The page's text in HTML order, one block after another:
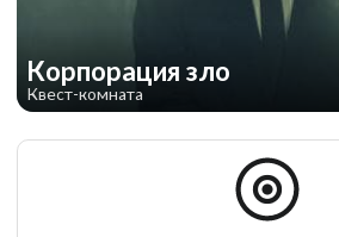
Корпорация зло
Квест-комната